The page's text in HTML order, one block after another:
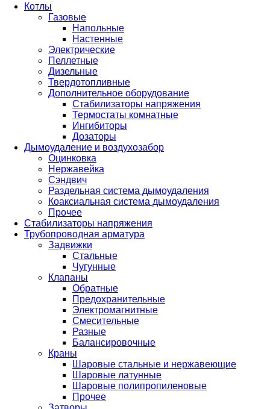
Котлы
Газовые
Напольные
Настенные
Электрические
Пеллетные
Дизельные
Твердотопливные
Дополнительное оборудование
Стабилизаторы напряжения
Термостаты комнатные
Ингибиторы
Дозаторы
Дымоудаление и воздухозабор
Оцинковка
Нержавейка
Сэндвич
Раздельная система дымоудаления
Коаксиальная система дымоудаления
Прочее
Стабилизаторы напряжения
Трубопроводная арматура
Задвижки
Стальные
Чугунные
Клапаны
Обратные
Предохранительные
Электромагнитные
Смесительные
Разные
Балансировочные
Краны
Шаровые стальные и нержавеющие
Шаровые латунные
Шаровые полипропиленовые
Прочее